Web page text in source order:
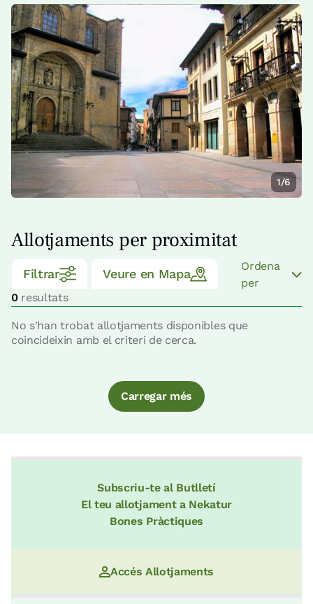
1/6
Allotjaments per proximitat
Filtrar Veure en Mapa
0resultats
Ordena
per
No s'han trobat allotjaments disponibles que
coincideixin amb el criteri de cerca.
Carregar més
Subscriu-te al Butlletí
El teu allotjament a Nekatur
Bones Pràctiques
Accés Allotjaments